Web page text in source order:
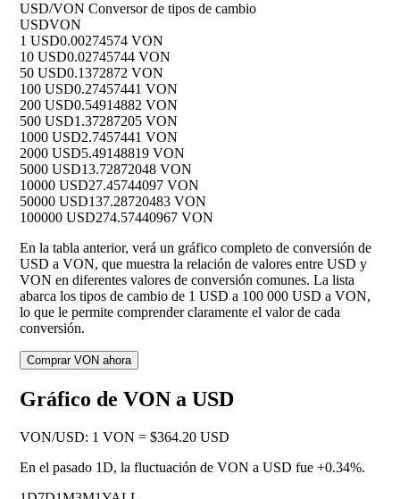
USD/VON Conversor de tipos de cambio
USDVON
1 USD0.00274574 VON
10 USD0.02745744 VON
50 USD0.1372872 VON
100 USD0.27457441 VON
200 USD0.54914882 VON
500 USD1.37287205 VON
1000 USD2.7457441 VON
2000 USD5.49148819 VON
5000 USD13.72872048 VON
10000 USD27.45744097 VON
50000 USD137.28720483 VON
100000 USD274.57440967 VON
En la tabla anterior, verá un gráfico completo de conversión de
USD a VON, que muestra la relación de valores entre USD y
VON en diferentes valores de conversión comunes. La lista
abarca los tipos de cambio de 1 USD a 100 000 USD a VON,
lo que le permite comprender claramente el valor de cada
conversión.
Comprar VON ahora
Gráfico de VON a USD
VON/USD: 1 VON = $364.20 USD
En el pasado 1D, la fluctuación de VON a USD fue +0.34%.